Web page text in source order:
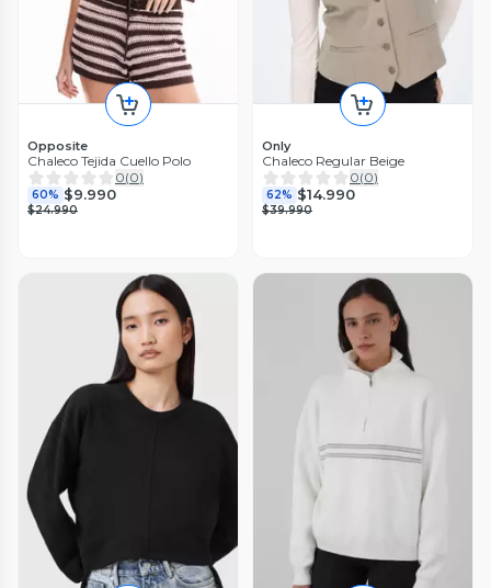
Opposite
Chaleco Tejida Cuello Polo
0(0)
60% $9.990
$24.990
Only
Chaleco Regular Beige
0(0)
62% $14.990
$39.990